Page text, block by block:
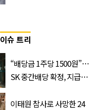
이슈 트리
“배당금 1주당 1500원”…
SK 중간배당 확정, 지급일
이태원 참사로 사망한 24